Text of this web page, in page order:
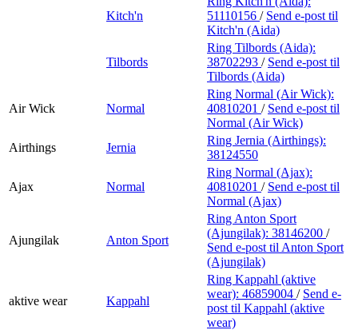
Kitch'n
51110156 / Send e-post til
Kitch'n (Aida)
Tilbords
Ring Tilbords (Aida):
38702293 / Send e-post til
Tilbords (Aida)
Air Wick Normal
Ring Normal (Air Wick):
40810201 / Send e-post til
Normal (Air Wick)
Airthings
Jernia
Ring Jernia (Airthings):
38124550
Ajax Normal
Ring Normal (Ajax):
40810201 / Send e-post til
Normal (Ajax)
Ajungilak Anton Sport
Ring Anton Sport
(Ajungilak): 38146200 /
Send e-post til Anton Sport
(Ajungilak)
aktive wear Kappahl
Ring Kappahl (aktive
wear): 46859004 / Send e-
post til Kappahl (aktive
wear)